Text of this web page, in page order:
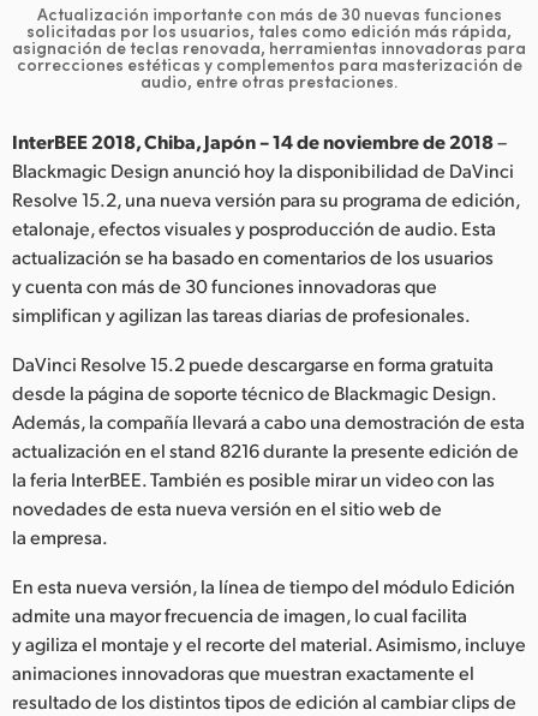
Hong Kong SAR, China
India
Japan
Korea
Mexico
Malaysia
Netherlands
New Zealand
Norway
Poland
Portugal
Singapore
South Africa
Actualización importante con más de 30 nuevas funciones
solicitadas por los usuarios, tales como edición más rápida,
asignación de teclas renovada, herramientas innovadoras para
correcciones estéticas y complementos para masterización de
audio, entre otras prestaciones.
InterBEE 2018, Chiba, Japón – 14 de noviembre de 2018–
Blackmagic Design anunció hoy la disponibilidad de DaVinci
Resolve 15.2, una nueva versión para su programa de edición,
etalonaje, efectos visuales y posproducción de audio. Esta
actualización se ha basado en comentarios de los usuarios
y cuenta con más de 30 funciones innovadoras que
simplifican y agilizan las tareas diarias de profesionales.
DaVinci Resolve 15.2 puede descargarse en forma gratuita
desde la página de soporte técnico de Blackmagic Design.
Además, la compañía llevará a cabo una demostración de esta
actualización en el stand 8216 durante la presente edición de
la feria InterBEE. También es posible mirar un video con las
novedades de esta nueva versión en el sitio web de
la empresa.
En esta nueva versión, la línea de tiempo del módulo Edición
admite una mayor frecuencia de imagen, lo cual facilita
y agiliza el montaje y el recorte del material. Asimismo, incluye
animaciones innovadoras que muestran exactamente el
resultado de los distintos tipos de edición al cambiar clips de